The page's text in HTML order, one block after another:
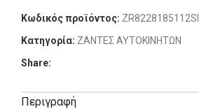
Κωδικός προϊόντος: ZR8228185112SIL
Κατηγορία: ΖΑΝΤΕΣ ΑΥΤΟΚΙΝΗΤΩΝ
Share:
Περιγραφή